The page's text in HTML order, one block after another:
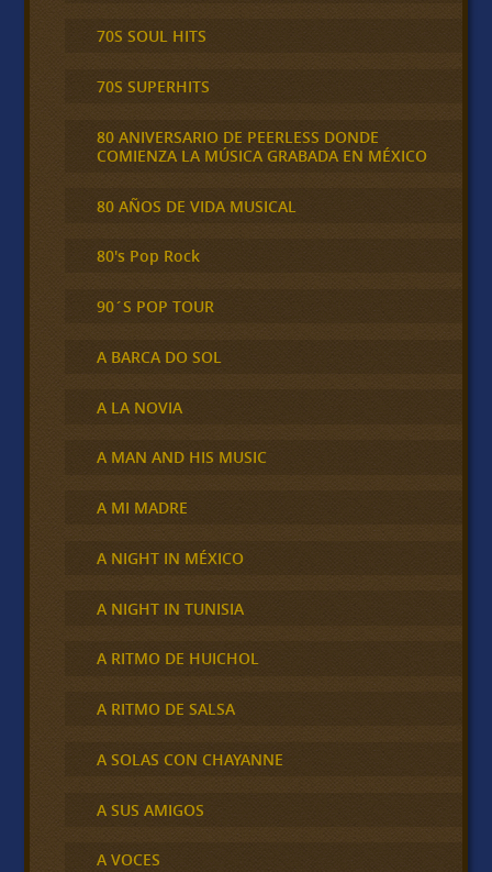
70S SOUL HITS
70S SUPERHITS
80 ANIVERSARIO DE PEERLESS DONDE
COMIENZA LA MÚSICA GRABADA EN MÉXICO
80 AÑOS DE VIDA MUSICAL
80's Pop Rock
90´S POP TOUR
A BARCA DO SOL
A LA NOVIA
A MAN AND HIS MUSIC
A MI MADRE
A NIGHT IN MÉXICO
A NIGHT IN TUNISIA
A RITMO DE HUICHOL
A RITMO DE SALSA
A SOLAS CON CHAYANNE
A SUS AMIGOS
A VOCES